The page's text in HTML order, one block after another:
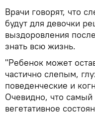
Врачи говорят, что
будут для девочки
выздоровления
знать всю жизнь.
"Ребенок может
частично слепым,
поведенческие и
Очевидно, что
вегетативное